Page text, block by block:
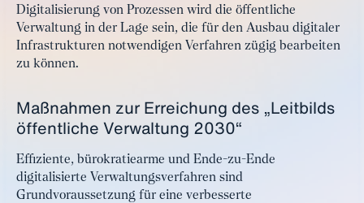
Digitalisierung von Prozessen wird die öffentliche
Verwaltung in der Lage sein, die für den Ausbau digitaler
Infrastrukturen notwendigen Verfahren zügig bearbeiten
zu können.
Maßnahmen zur Erreichung des „Leitbilds
öffentliche Verwaltung 2030“
Effiziente, bürokratiearme und Ende-zu-Ende
digitalisierte Verwaltungsverfahren sind
Grundvoraussetzung für eine verbesserte